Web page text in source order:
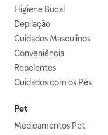
Higiene Bucal
Depilação
Cuidados Masculinos
Conveniência
Repelentes
Cuidados com os Pés
Pet
Medicamentos Pet